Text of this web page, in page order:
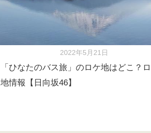
2022年5月21日
「ひなたのバス旅」のロケ地はどこ？
地情報【日向坂46】